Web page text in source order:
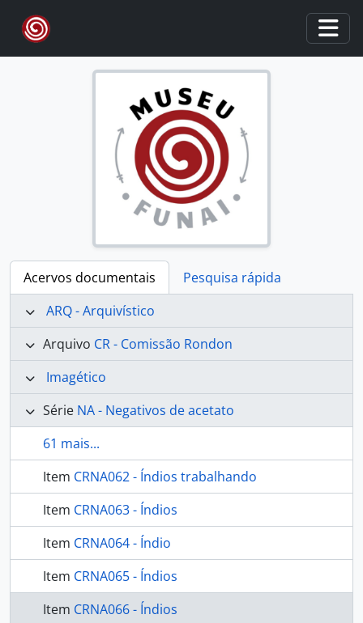
Skip to main content
Acervos documentais
Pesquisa rápida
ARQ - Arquivístico
Arquivo CR - Comissão Rondon
Imagético
Série NA - Negativos de acetato
61 mais...
Item CRNA062 - Índios trabalhando
Item CRNA063 - Índios
Item CRNA064 - Índio
Item CRNA065 - Índios
Item CRNA066 - Índios